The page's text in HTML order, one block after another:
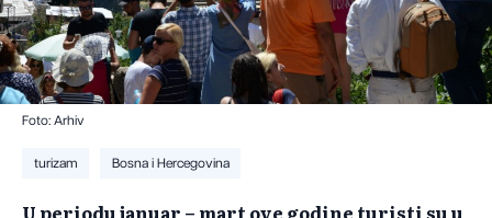
Foto: Arhiv
turizam Bosna i Hercegovina